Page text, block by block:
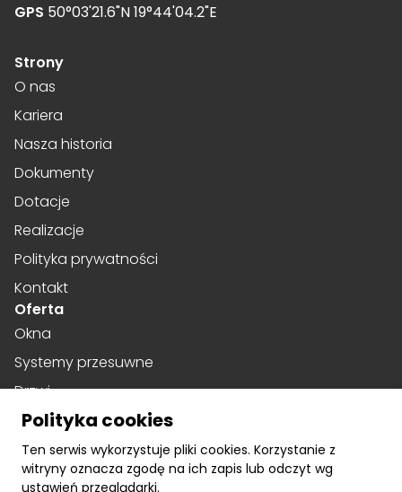
Polityka cookies
Ten serwis wykorzystuje pliki cookies. Korzystanie z
witryny oznacza zgodę na ich zapis lub odczyt wg
ustawień przeglądarki.
GPS 50°03'21.6"N 19°44'04.2"E
Strony
O nas
Kariera
Nasza historia
Dokumenty
Dotacje
Realizacje
Polityka prywatności
Kontakt
Oferta
Okna
Systemy przesuwne
Drzwi
Drzwi harmonijkowe
Social media
Facebook